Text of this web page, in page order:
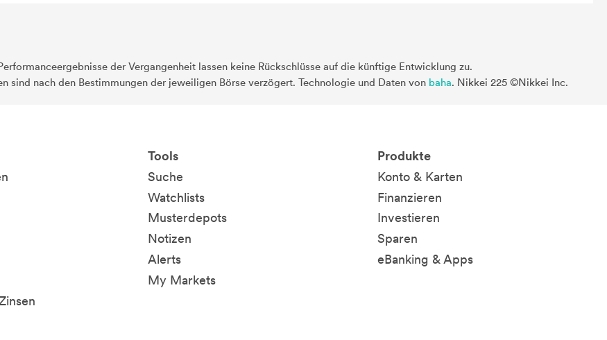
der Vergangenheit lassen keine Rückschlüsse auf die künftige Entwicklung zu.
sind nach den Bestimmungen der jeweiligen Börse verzögert. Technologie und Daten von baha. Nikkei 225 ©Nikkei Inc.
Tools
Suche
Watchlists
Musterdepots
Notizen
Alerts
My Markets
Produkte
Konto & Karten
Finanzieren
Investieren
Sparen
eBanking & Apps